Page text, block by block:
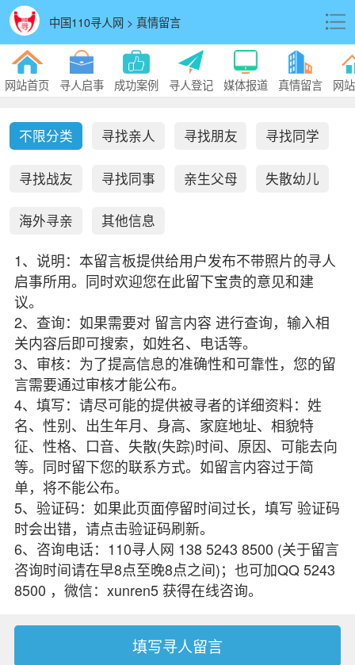
中国110寻人网 > 真情留言
网站首页 寻人启事 成功案例 寻人登记 媒体报道 真情留言 网
不限分类 寻找亲人 寻找朋友 寻找同学
寻找战友 寻找同事 亲生父母 失散幼儿
海外寻亲 其他信息
1、说明：本留言板提供给用户发布不带照片的寻人
启事所用。同时欢迎您在此留下宝贵的意见和建
议。
2、查询：如果需要对 留言内容 进行查询，输入相
关内容后即可搜索，如姓名、电话等。
3、审核：为了提高信息的准确性和可靠性，您的留
言需要通过审核才能公布。
4、填写：请尽可能的提供被寻者的详细资料：姓
名、性别、出生年月、身高、家庭地址、相貌特
征、性格、口音、失散(失踪)时间、原因、可能去向
等。同时留下您的联系方式。如留言内容过于简
单，将不能公布。
5、验证码：如果此页面停留时间过长，填写 验证码
时会出错，请点击验证码刷新。
6、咨询电话：110寻人网 138 5243 8500 (关于留言
咨询时间请在早8点至晚8点之间)；也可加QQ 5243
8500 ，微信：xunren5 获得在线咨询。